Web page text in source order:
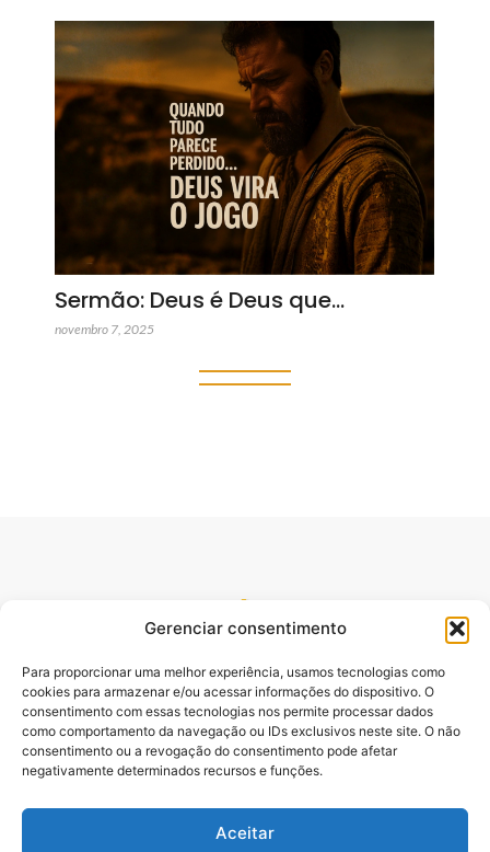
Gerenciar consentimento
Para proporcionar uma melhor experiência, usamos tecnologias como
cookies para armazenar e/ou acessar informações do dispositivo. O
consentimento com essas tecnologias nos permite processar dados
como comportamento da navegação ou IDs exclusivos neste site. O não
consentimento ou a revogação do consentimento pode afetar
negativamente determinados recursos e funções.
Aceitar
Sermão: Deus é Deus que…
novembro 7, 2025
Site oficial do pré lançamento do Livro Desbloqueando o
Emanuel Batista,.